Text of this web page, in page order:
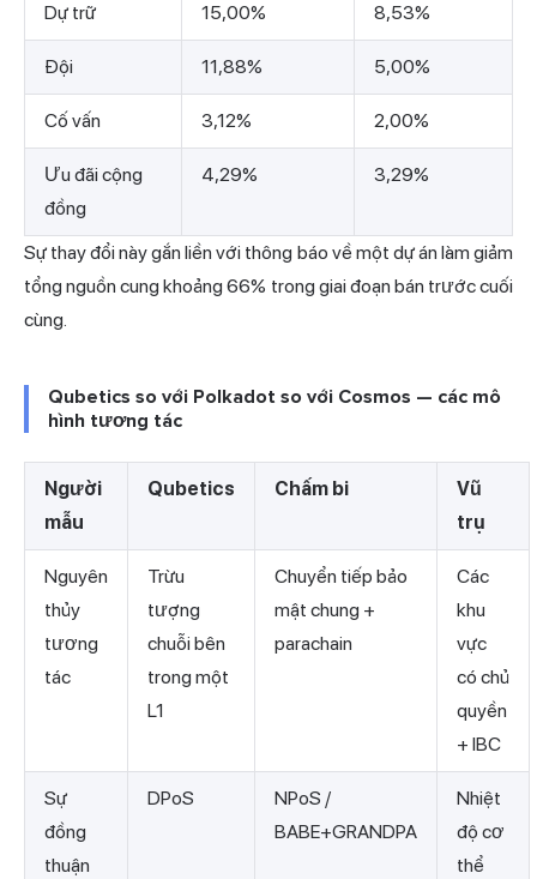
Dự trữ 15,00% 8,53%
Đội 11,88% 5,00%
Cố vấn 3,12% 2,00%
Ưu đãi cộng
đồng
4,29% 3,29%
Sự thay đổi này gắn liền với thông báo về một dự án làm giảm
tổng nguồn cung khoảng 66% trong giai đoạn bán trước cuối
cùng.
Qubetics so với Polkadot so với Cosmos — các mô
hình tương tác
Người
mẫu
Qubetics Chấm bi
Vũ
trụ
Nguyên
thủy
tương
tác
Trừu
tượng
chuỗi bên
trong một
L1
Chuyển tiếp bảo
mật chung +
parachain
Các
khu
vực
có chủ
quyền
+ IBC
Sự
đồng
thuận
DPoS
NPoS /
BABE+GRANDPA
Nhiệt
độ cơ
thể